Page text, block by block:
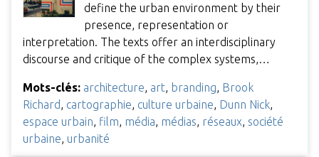
define the urban environment by their
presence, representation or
interpretation. The texts offer an interdisciplinary
discourse and critique of the complex systems,…
Mots-clés: architecture, art, branding, Brook
Richard, cartographie, culture urbaine, Dunn Nick,
espace urbain, film, média, médias, réseaux, société
urbaine, urbanité